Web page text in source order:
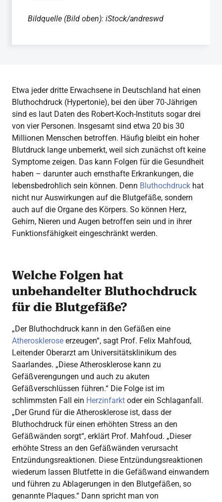
Bildquelle (Bild oben): iStock/andreswd
Etwa jeder dritte Erwachsene in Deutschland hat einen
Bluthochdruck (Hypertonie), bei den über 70-Jährigen
sind es laut Daten des Robert-Koch-Instituts sogar drei
von vier Personen. Insgesamt sind etwa 20 bis 30
Millionen Menschen betroffen. Häufig bleibt ein hoher
Blutdruck lange unbemerkt, weil sich zunächst oft keine
Symptome zeigen. Das kann Folgen für die Gesundheit
haben – darunter auch ernsthafte Erkrankungen, die
lebensbedrohlich sein können. Denn Bluthochdruck hat
nicht nur Auswirkungen auf die Blutgefäße, sondern
auch auf die Organe des Körpers. So können Herz,
Gehirn, Nieren und Augen betroffen sein und in ihrer
Funktionsfähigkeit eingeschränkt werden.
Welche Folgen hat
unbehandelter Bluthochdruck
für die Blutgefäße?
„Der Bluthochdruck kann in den Gefäßen eine
Atherosklerose erzeugen“, sagt Prof. Felix Mahfoud,
Leitender Oberarzt am Universitätsklinikum des
Saarlandes. „Diese Atherosklerose kann zu
Gefäßverengungen und auch zu akuten
Gefäßverschlüssen führen.“ Die Folge ist im
schlimmsten Fall ein Herzinfarkt oder ein Schlaganfall.
„Der Grund für die Atherosklerose ist, dass der
Bluthochdruck für einen erhöhten Stress an den
Gefäßwänden sorgt“, erklärt Prof. Mahfoud. „Dieser
erhöhte Stress an den Gefäßwänden verursacht
Entzündungsreaktionen. Diese Entzündungsreaktionen
wiederum lassen Blutfette in die Gefäßwand einwandern
und führen zu Ablagerungen in den Blutgefäßen, so
genannte Plaques.“ Dann spricht man von